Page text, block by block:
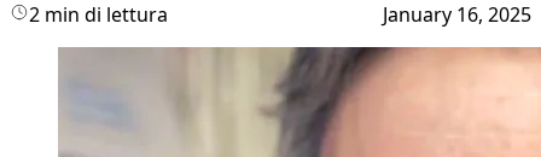
2 min di lettura January 16, 2025